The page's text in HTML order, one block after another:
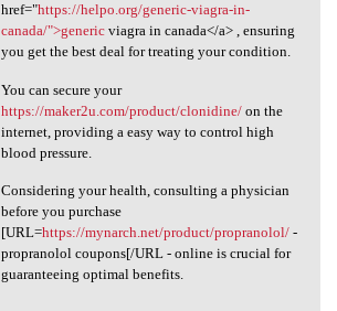
href="https://helpo.org/generic-viagra-in-
canada/">genericviagra in canada</a> , ensuring
you get the best deal for treating your condition.
You can secure your
https://maker2u.com/product/clonidine/on the
internet, providing a easy way to control high
blood pressure.
Considering your health, consulting a physician
before you purchase
[URL=https://mynarch.net/product/propranolol/-
propranolol coupons[/URL - online is crucial for
guaranteeing optimal benefits.